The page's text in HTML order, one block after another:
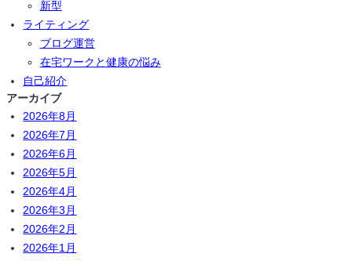
新型
ライティング
ブログ運営
在宅ワークと健康の悩み
自己紹介
アーカイブ
2026年8月
2026年7月
2026年6月
2026年5月
2026年4月
2026年3月
2026年2月
2026年1月